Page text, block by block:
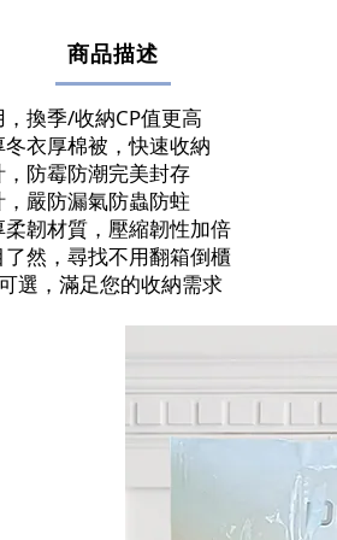
商品描述
換季/收納CP值更高
衣厚棉被，快速收納
，防霉防潮完美封存
嚴防漏氣防蟲防蛀
柔韌材質，壓縮韌性加倍
了然，尋找不用翻箱倒櫃
選，滿足您的收納需求